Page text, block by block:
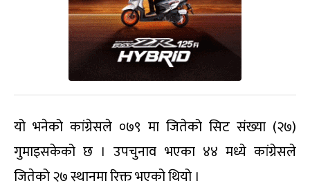
यो भनेको कांग्रेसले ०७९ मा जितेको सिट संख्या (२७)
गुमाइसकेको छ । उपचुनाव भएका ४४ मध्ये कांग्रेसले
जितेको २७ स्थानमा रिक्त भएको थियो ।